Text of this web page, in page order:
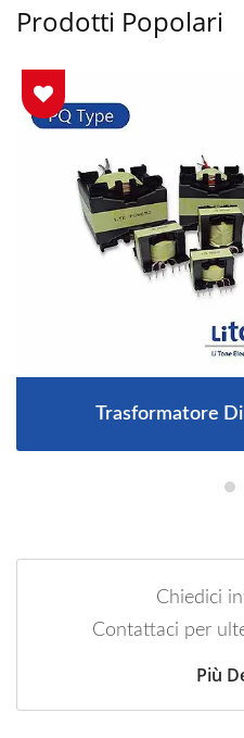
Prodotti Popolari
Trasformatore
Chiedici
Contattaci per
Più